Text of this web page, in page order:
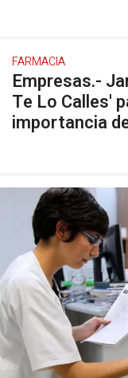
FARMACIA
Empresas.-
Te Lo Calles'
importancia